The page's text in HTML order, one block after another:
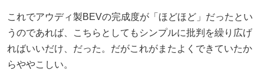
これでアウディ製BEVの完成度が「ほどほど」だったとい
うのであれば、こちらとしてもシンプルに批判を繰り広げ
ればいいだけ、だった。だがこれがまたよくできていたか
らややこしい。